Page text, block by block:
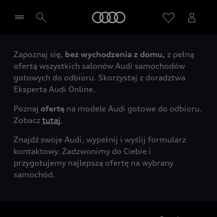
Wybierz Twojego Partnera Audi
Zapoznaj się, bez wychodzenia z domu, z pełną
ofertą wszystkich salonów Audi samochodów
gotowych do odbioru. Skorzystaj z doradztwa
Eksperta Audi Online.
Poznaj ofertę na modele Audi gotowe do odbioru.
Zobacz tutaj.
Znajdź swoje Audi, wypełnij i wyślij formularz
kontaktowy. Zadzwonimy do Ciebie i
przygotujemy najlepszą ofertę na wybrany
samochód.